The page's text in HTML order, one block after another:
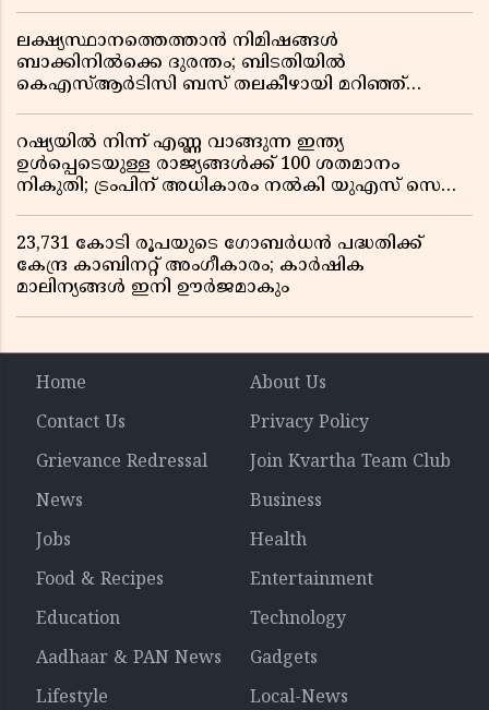
ലക്ഷ്യസ്ഥാനത്തെത്താൻ നിമിഷങ്ങൾ
ബാക്കിനിൽക്കെ ദുരന്തം; ബിടതിയിൽ
കെഎസ്ആർടിസി ബസ് തലകീഴായി മറിഞ്ഞ്
റഷ്യയിൽ നിന്ന് എണ്ണ വാങ്ങുന്ന ഇന്ത്യ
ഉൾപ്പെടെയുള്ള രാജ്യങ്ങൾക്ക് 100 ശതമാനം
നികുതി; ട്രംപിന് അധികാരം നൽകി യുഎസ് സെനറ്റ്
23,731 കോടി രൂപയുടെ ഗോബർധൻ പദ്ധതിക്ക്
കേന്ദ്ര കാബിനറ്റ് അംഗീകാരം; കാർഷിക
മാലിന്യങ്ങൾ ഇനി ഊർജമാകും
Home
About Us
Contact Us
Privacy Policy
Grievance Redressal
Join Kvartha Team Club
News
Business
Jobs
Health
Food & Recipes
Entertainment
Education
Technology
Aadhaar & PAN News
Gadgets
Lifestyle
Local-News